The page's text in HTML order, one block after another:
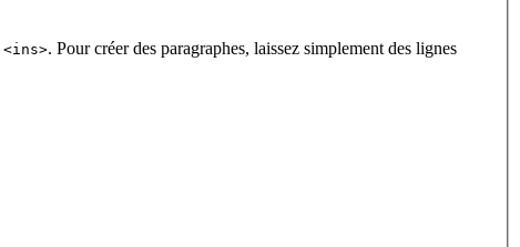
<ins>. Pour créer des paragraphes, laissez simplement des lignes